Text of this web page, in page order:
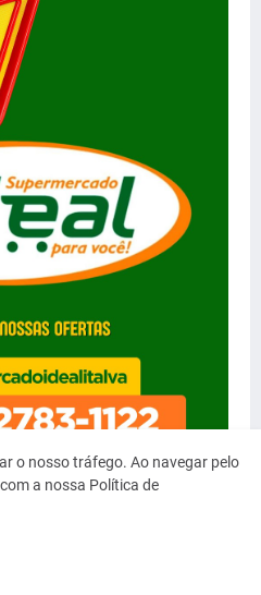
o nosso tráfego. Ao navegar pelo
a nossa Política de